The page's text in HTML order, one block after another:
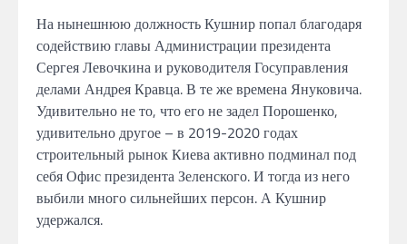
На нынешнюю должность Кушнир попал благодаря
содействию главы Администрации президента
Сергея Левочкина и руководителя Госуправления
делами Андрея Кравца. В те же времена Януковича.
Удивительно не то, что его не задел Порошенко,
удивительно другое – в 2019-2020 годах
строительный рынок Киева активно подминал под
себя Офис президента Зеленского. И тогда из него
выбили много сильнейших персон. А Кушнир
удержался.